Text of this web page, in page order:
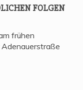
FOLGEN
frühen